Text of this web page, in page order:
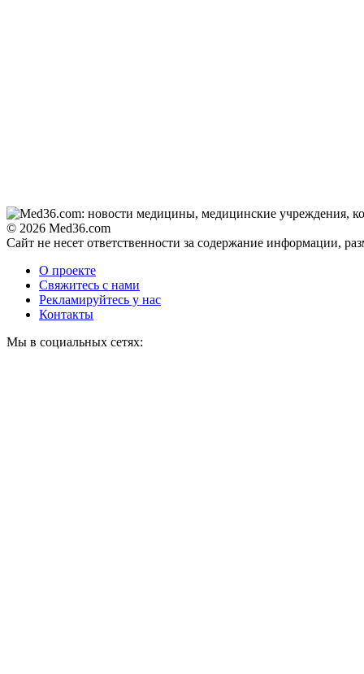
© 2026 Med36.com
Сайт не несет ответственности за содержание информации,
О проекте
Свяжитесь с нами
Рекламируйтесь у нас
Контакты
Мы в социальных сетях: